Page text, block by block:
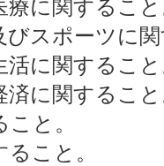
療に関するこ
びスポーツに
活に関するこ
済に関するこ
と。
こと。